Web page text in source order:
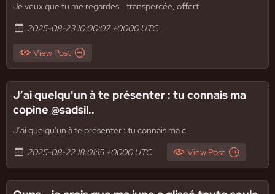
Je veux que tu me regardes… transpercée, offert
2025-08-23 10:00:07 +0000 UTC
View Post
J’ai quelqu'un à te présenter : tu connais ma
copine @sadsil..
J’ai quelqu'un à te présenter : tu connais ma c
2025-08-22 18:01:15 +0000 UTC
View Post